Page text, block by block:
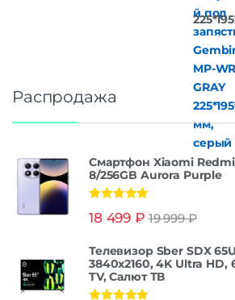
Распродажа
Смартфон Xiaomi Redmi
8/256GB Aurora Purple
из 5
18 499 ₽ 19 999₽
Телевизор Sber SDX
3840x2160, 4K Ultra HD,
TV, Салют ТВ